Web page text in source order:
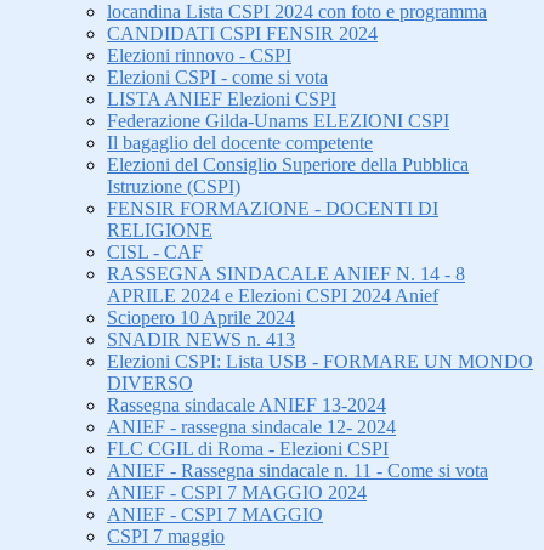
locandina Lista CSPI 2024 con foto e programma
CANDIDATI CSPI FENSIR 2024
Elezioni rinnovo - CSPI
Elezioni CSPI - come si vota
LISTA ANIEF Elezioni CSPI
Federazione Gilda-Unams ELEZIONI CSPI
Il bagaglio del docente competente
Elezioni del Consiglio Superiore della Pubblica
Istruzione (CSPI)
FENSIR FORMAZIONE - DOCENTI DI
RELIGIONE
CISL - CAF
RASSEGNA SINDACALE ANIEF N. 14 - 8
APRILE 2024 e Elezioni CSPI 2024 Anief
Sciopero 10 Aprile 2024
SNADIR NEWS n. 413
Elezioni CSPI: Lista USB - FORMARE UN MONDO
DIVERSO
Rassegna sindacale ANIEF 13-2024
ANIEF - rassegna sindacale 12- 2024
FLC CGIL di Roma - Elezioni CSPI
ANIEF - Rassegna sindacale n. 11 - Come si vota
ANIEF - CSPI 7 MAGGIO 2024
ANIEF - CSPI 7 MAGGIO
CSPI 7 maggio